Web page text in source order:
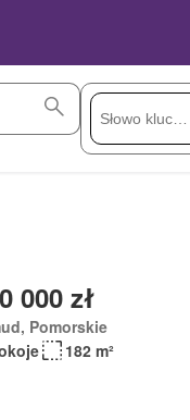
000 zł
Pomorskie
182 m²